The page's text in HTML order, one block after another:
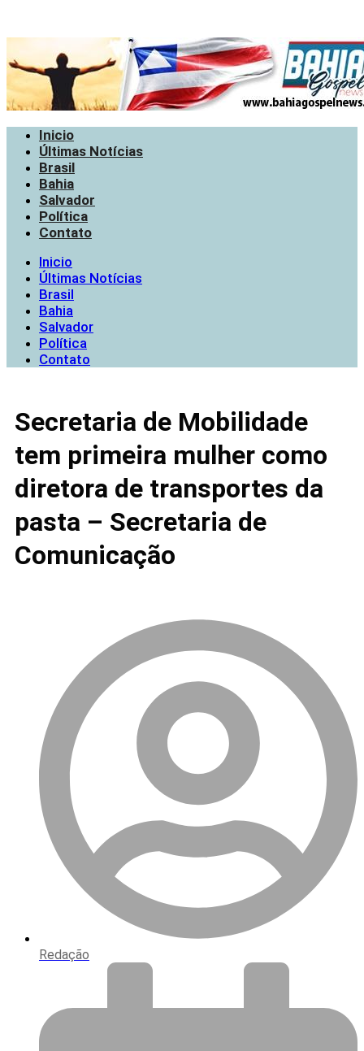
Inicio
Últimas Notícias
Brasil
Bahia
Salvador
Política
Contato
Inicio
Últimas Notícias
Brasil
Bahia
Salvador
Política
Contato
Secretaria de Mobilidade
tem primeira mulher como
diretora de transportes da
pasta – Secretaria de
Comunicação
Redação